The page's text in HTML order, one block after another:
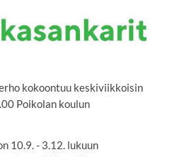
kokoontuu keskiviikkoisin
Poikolan koulun
10.9. - 3.12. lukuun